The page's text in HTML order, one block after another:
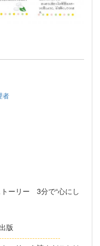
者
トーリー 3分で“心にし
版